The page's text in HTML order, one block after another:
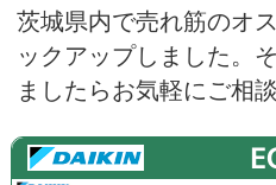
茨城県内で売れ筋のオ
ックアップしました。
ましたらお気軽にご相